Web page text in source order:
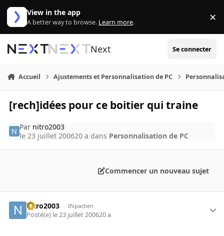
Aller au contenu
View in the app
A better way to browse. Learn more. ×
Next Se connecter
Accueil Ajustements et Personnalisation de PC
[rech]idées pour ce boitier qui traine
Par nitro2003
le 23 juillet 200620 a dans Personnalisation de PC
Commencer un nouveau sujet
nitro2003 INpactien
Posté(e) le 23 juillet 200620 a